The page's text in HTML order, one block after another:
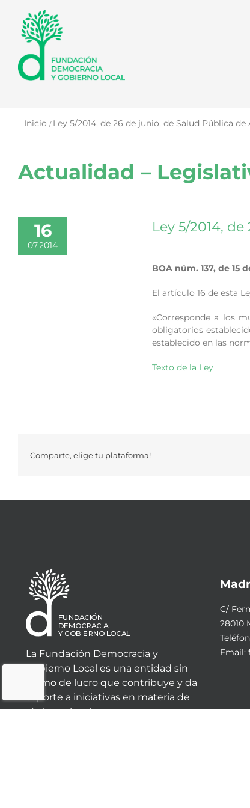
contenido
Inicio Ley 5/2014, de 26 de junio, de Salud Pública de
Actualidad –
16
07,2014
Ley 5/2014,
BOA núm. 137, de 15
El artículo 16 de esta
«Corresponde a los
obligatorios
establecido en las
Texto de la Ley
Comparte, elige tu plataforma!
La Fundación Democracia y
Gobierno Local es una entidad sin
ánimo de lucro que contribuye y da
soporte a iniciativas en materia de
régimen local.
C/
28010
Email: